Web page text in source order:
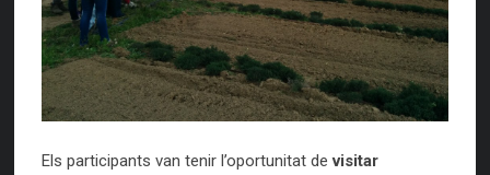
Els participants van tenir l’oportunitat devisitar